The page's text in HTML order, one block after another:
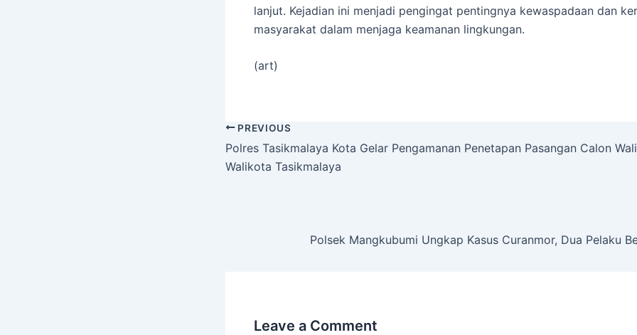
lanjut. Kejadian ini menjadi pengingat pentingnya kewaspadaan dan
masyarakat dalam menjaga keamanan lingkungan.
(art)
PREVIOUS
Polres Tasikmalaya Kota Gelar Pengamanan Penetapan Pasangan Calon
Walikota Tasikmalaya
Polsek Mangkubumi Ungkap Kasus Curanmor, Dua Pelaku
Leave a Comment